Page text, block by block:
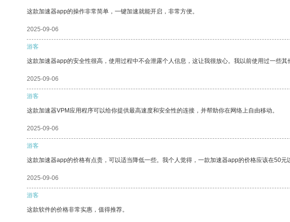
这款加速器app的操作非常简单，一键加速就能开启，非常方便。
2025-09-06
游客
这款加速器app的安全性很高，使用过程中不会泄露个人信息，这让我很放心。我以前使用过一些
2025-09-06
游客
这款加速器VPM应用程序可以给你提供最高速度和安全性的连接，并帮助你在网络上自由移动。
2025-09-06
游客
这款加速器app的价格有点贵，可以适当降低一些。我个人觉得，一款加速器app的价格应该在50元
2025-09-06
游客
这款软件的价格非常实惠，值得推荐。